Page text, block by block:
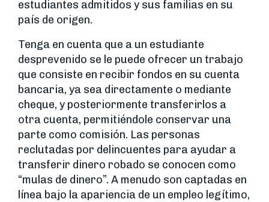
estudiantes admitidos y sus familias en su
país de origen.
Tenga en cuenta que a un estudiante
desprevenido se le puede ofrecer un trabajo
que consiste en recibir fondos en su cuenta
bancaria, ya sea directamente o mediante
cheque, y posteriormente transferirlos a
otra cuenta, permitiéndole conservar una
parte como comisión. Las personas
reclutadas por delincuentes para ayudar a
transferir dinero robado se conocen como
“mulas de dinero”. A menudo son captadas en
línea bajo la apariencia de un empleo legítimo,